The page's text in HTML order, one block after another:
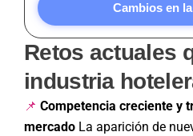
Cambios en
Retos actuales
industria
📌 Competencia creciente y
mercado La aparición de